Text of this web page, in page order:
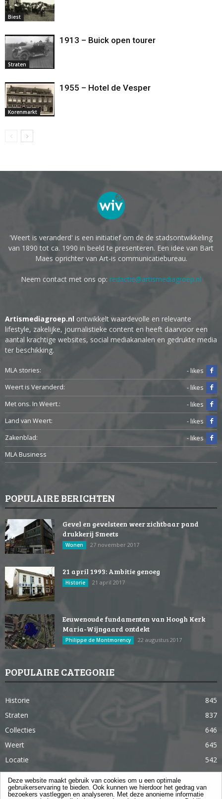
Biest
Straten
1913 – Buick open tourer
Korenmarkt
1955 – Hotel de Vesper
'Weert is veranderd' is een initiatief om de de stadsontwikkeling
van 1890 tot ca. 1990 in beeld te presenteren. Een idee van Bart
Maes oprichter van Art-is communicatiebureau.
Neem contact met ons op: redactie@artismediagroep.nl
Artismediagroep.nl ontwikkelt waardevolle en relevante
lifestyle, zakelijke, journalistieke content en heeft daarvoor een
aantal krachtige websites, social mediakanalen en gedrukte media
ter beschikking.
MLA stories:
- likes
Weert is Veranderd:
- likes
Met ons. In Weert.:
- likes
Land van Weert:
- likes
Zakenblad:
- likes
MLA Business
POPULAIRE BERICHTEN
Gevel en gevelsteen weer zichtbaar pand
drukkerij Smeets
Wonen 27 november 2017
21 april 1993: Ambitie genoeg
Historie 21 april 2017
Eeuwenoude fundamenten van Hoogh Kerk
Maria-Wijngaard ontdekt
Philippe de Montmorency 22 augustus 2017
POPULAIRE CATEGORIE
Historie
845
Straten
837
Collecties
646
Weert
645
Locatie
542
Weert in 365 dagen
363
Gebouwen
285
Deze website maakt gebruik van cookies om u een optimale
gebruikerservaring te bieden. Ook kunnen we hierdoor het gedrag van
bezoekers vastleggen en analyseren. Met deze anonieme informatie